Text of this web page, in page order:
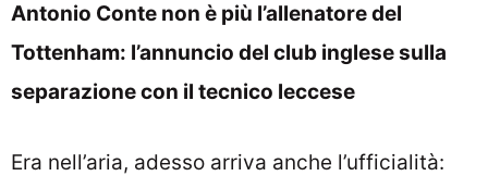
Antonio Conte non è più l’allenatore del
Tottenham: l’annuncio del club inglese sulla
separazione con il tecnico leccese
Era nell’aria, adesso arriva anche l’ufficialità: